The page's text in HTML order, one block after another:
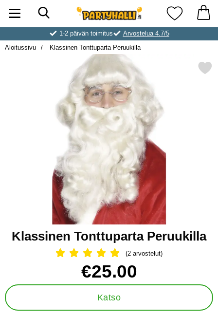
Ostoskori laajennettu Partyhallen AB
Suosikkini
1-2 päivän toimitus
Arvostelua 4.7/5
Aloitussivu
Klassinen Tonttuparta Peruukilla
Merkitse klassinen
Klassinen Tonttuparta Peruukilla
Arvostelu: 5 Tähdet, Ohita kaikki
(2 arvostelut)
hinta
€25.00
Katso